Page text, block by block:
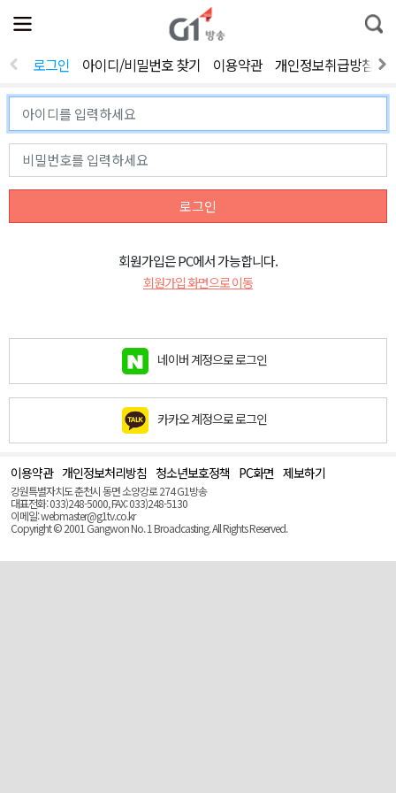
전
체
뉴
열
통
합
색
로그인 아이디/비밀번호 찾기 이용약관 개인정보취급방침
로그인
회원가입은 PC에서 가능합니다.
회원가입 화면으로 이동
네이버 계정으로 로그인
카카오 계정으로 로그인
이용약관 개인정보처리방침 청소년보호정책 PC화면 제보하기
강원특별자치도 춘천시 동면 소양강로 274 G1방송
대표전화: 033)248-5000, FAX: 033)248-5130
이메일: webmaster@g1tv.co.kr
Copyright © 2001 Gangwon No. 1 Broadcasting. All Rights Reserved.